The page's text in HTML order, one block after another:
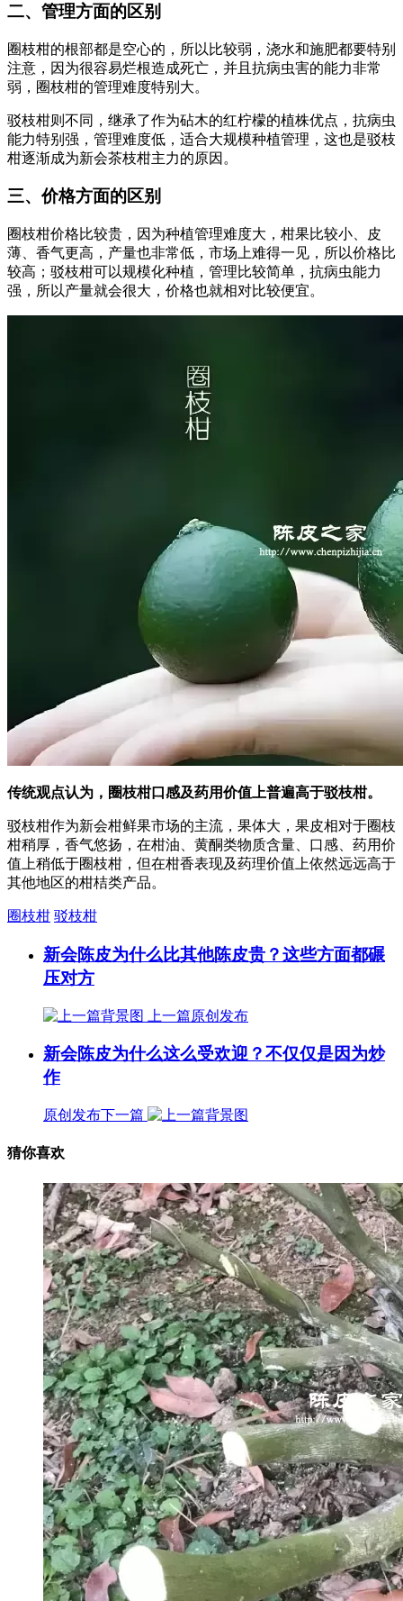
二、管理方面的区别
圈枝柑的根部都是空心的，所以比较弱，浇水和施肥都要特别
注意，因为很容易烂根造成死亡，并且抗病虫害的能力非常
弱，圈枝柑的管理难度特别大。
驳枝柑则不同，继承了作为砧木的红柠檬的植株优点，抗病虫
能力特别强，管理难度低，适合大规模种植管理，这也是驳枝
柑逐渐成为新会茶枝柑主力的原因。
三、价格方面的区别
圈枝柑价格比较贵，因为种植管理难度大，柑果比较小、皮
薄、香气更高，产量也非常低，市场上难得一见，所以价格比
较高；驳枝柑可以规模化种植，管理比较简单，抗病虫能力
强，所以产量就会很大，价格也就相对比较便宜。
传统观点认为，圈枝柑口感及药用价值上普遍高于驳枝柑。
驳枝柑作为新会柑鲜果市场的主流，果体大，果皮相对于圈枝
柑稍厚，香气悠扬，在柑油、黄酮类物质含量、口感、药用价
值上稍低于圈枝柑，但在柑香表现及药理价值上依然远远高于
其他地区的柑桔类产品。
圈枝柑 驳枝柑
新会陈皮为什么比其他陈皮贵？这些方面都碾
压对方
上一篇原创发布
新会陈皮为什么这么受欢迎？不仅仅是因为炒
作
原创发布下一篇
猜你喜欢